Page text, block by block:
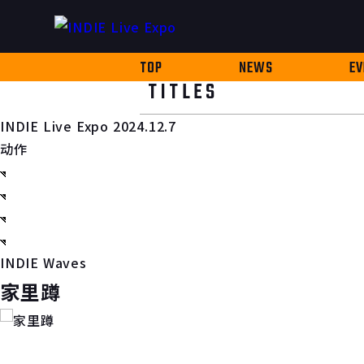
TOP NEWS
TITLES
INDIE Live Expo 2024.12.7
动作
INDIE Waves
家里蹲